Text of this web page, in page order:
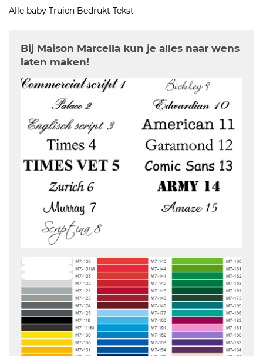
Alle baby Truien Bedrukt Tekst
Bij Maison Marcella kun je alles naar wens
laten maken!